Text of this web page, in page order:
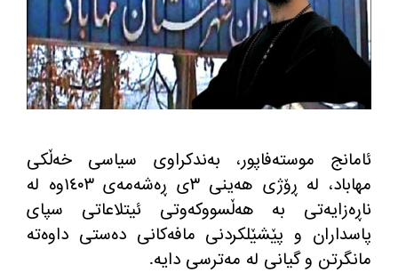
ئامانج موسته‌فاپور، به‌ندكراوی سیاسی خه‌ڵكی
مهاباد، له‌ ڕۆژی هه‌ینی ٣ی ڕه‌شه‌مه‌ی ١٤٠٣وه‌ له‌
ناڕه‌زایه‌تی به‌ هه‌ڵسووكه‌وتی ئیتلاعاتی سپای
پاسداران و پێشێلكردنی مافه‌‌كانی ده‌ستی داوه‌ته‌
مانگرتن و گیانی له‌ مه‌ترسی دایه‌.